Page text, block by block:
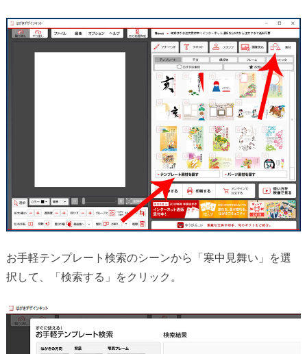
お手軽テンプレート検索のシーンから「寒中見舞い」を選
択して、「検索する」をクリック。